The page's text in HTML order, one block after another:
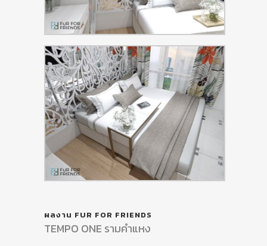
ผลงาน FUR FOR FRIENDS
TEMPO ONE รามคำแหง